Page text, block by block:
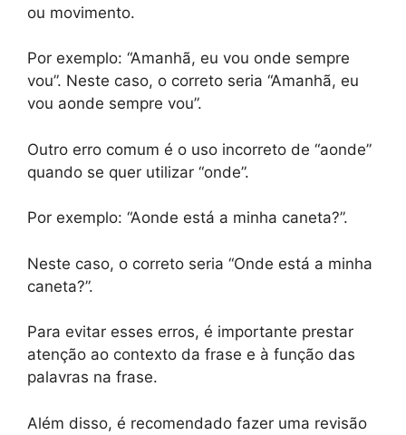
ou movimento.
Por exemplo: “Amanhã, eu vou onde sempre
vou”. Neste caso, o correto seria “Amanhã, eu
vou aonde sempre vou”.
Outro erro comum é o uso incorreto de “aonde”
quando se quer utilizar “onde”.
Por exemplo: “Aonde está a minha caneta?”.
Neste caso, o correto seria “Onde está a minha
caneta?”.
Para evitar esses erros, é importante prestar
atenção ao contexto da frase e à função das
palavras na frase.
Além disso, é recomendado fazer uma revisão